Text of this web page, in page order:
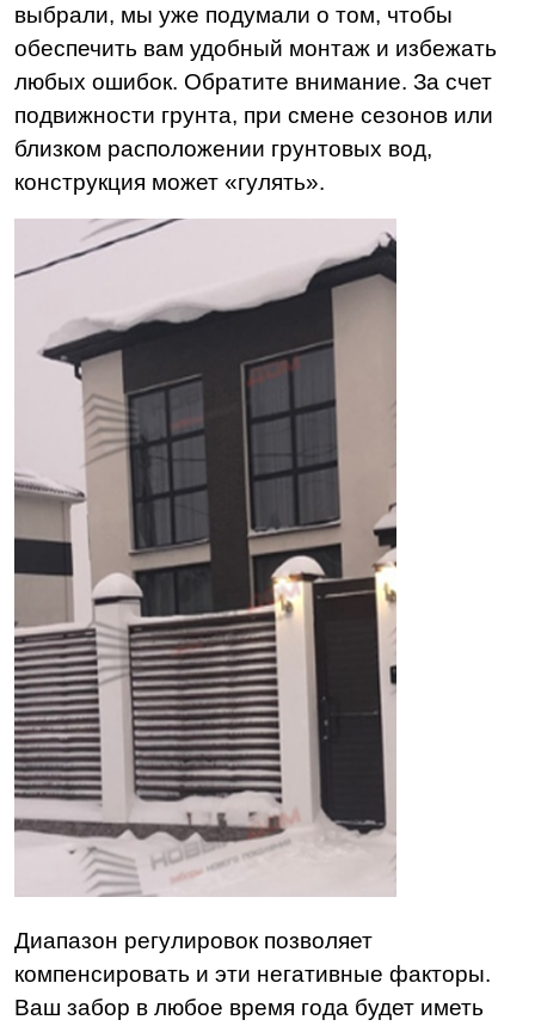
выбрали, мы уже подумали о том, чтобы
обеспечить вам удобный монтаж и избежать
любых ошибок. Обратите внимание. За счет
подвижности грунта, при смене сезонов или
близком расположении грунтовых вод,
конструкция может «гулять».
Диапазон регулировок позволяет
компенсировать и эти негативные факторы.
Ваш забор в любое время года будет иметь